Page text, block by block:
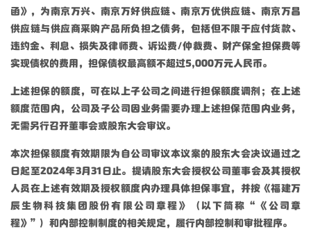
函》，为南京万兴、南京万好供应链、南京万优供应链、南京万昌
供应链与供应商采购产品所负担之债务，包括但不限于应付货款、
违约金、利息、损失及律师费、诉讼费/仲裁费、财产保全担保费等
实现债权的费用，担保债权最高额不超过5,000万元人民币。
上述担保的额度，可在以上子公司之间进行担保额度调剂；在上述
额度范围内，公司及子公司因业务需要办理上述担保范围内业务，
无需另行召开董事会或股东大会审议。
本次担保额度有效期限为自公司审议本议案的股东大会决议通过之
日起至2024年3月31日止。提请股东大会授权公司董事会及其授权
人员在上述有效期及授权额度内办理具体担保事宜，并按《福建万
辰生物科技集团股份有限公司章程》（以下简称“《公司章
程》”）和内部控制制度的相关规定，履行内部控制和审批程序。